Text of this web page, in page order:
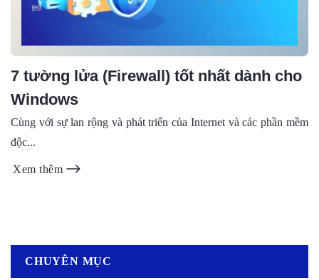
7 tường lửa (Firewall) tốt nhất dành cho
Windows
Cùng với sự lan rộng và phát triển của Internet và các phần mềm
độc...
Xem thêm
CHUYÊN MỤC